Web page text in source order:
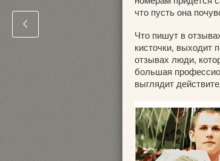
что пусть она
Что пишут в
кисточки, выходит
отзывах люди,
большая
выглядит